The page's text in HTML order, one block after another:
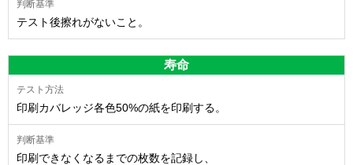
テスト後擦れがないこと。
寿命
印刷カバレッジ各色50%の紙を印刷する。
印刷できなくなるまでの枚数を記録し、